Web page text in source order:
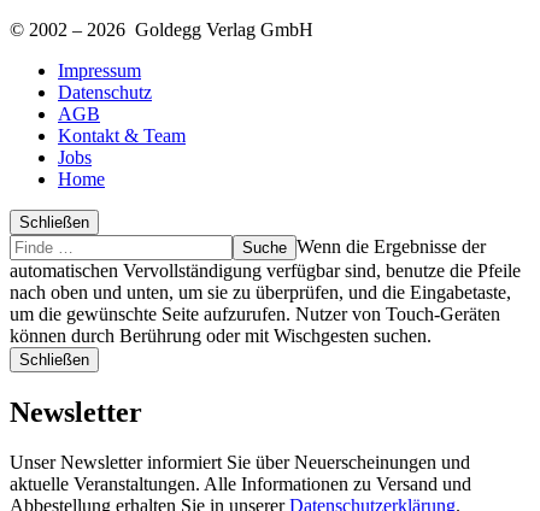
© 2002 – 2026 Goldegg Verlag GmbH
Impressum
Datenschutz
AGB
Kontakt & Team
Jobs
Home
Schließen
Suche
Finde
…
Wenn die Ergebnisse der
automatischen Vervollständigung verfügbar sind, benutze die Pfeile
nach oben und unten, um sie zu überprüfen, und die Eingabetaste,
um die gewünschte Seite aufzurufen. Nutzer von Touch-Geräten
können durch Berührung oder mit Wischgesten suchen.
Schließen
Newsletter
Unser Newsletter informiert Sie über Neuerscheinungen und
aktuelle Veranstaltungen. Alle Informationen zu Versand und
Abbestellung erhalten Sie in unsererDatenschutzerklärung.